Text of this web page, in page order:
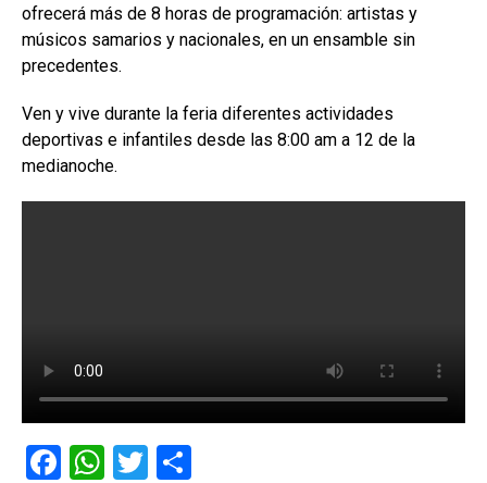
ofrecerá más de 8 horas de programación: artistas y
músicos samarios y nacionales, en un ensamble sin
precedentes.
Ven y vive durante la feria diferentes actividades
deportivas e infantiles desde las 8:00 am a 12 de la
medianoche.
F
W T